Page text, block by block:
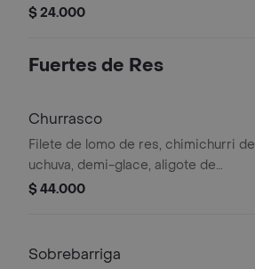
salsas de la casa.
$ 24.000
Fuertes de Res
Churrasco
Filete de lomo de res, chimichurri de
uchuva, demi-glace, aligote de
zapallo. .
$ 44.000
Sobrebarriga